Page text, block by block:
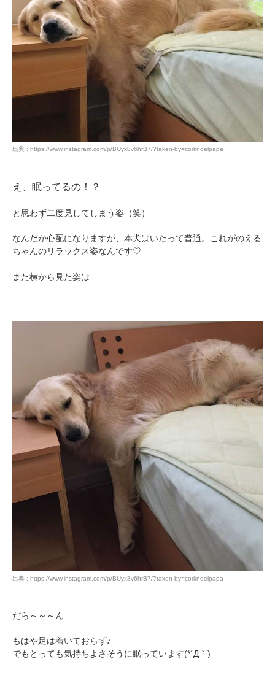
出典 : https://www.instagram.com/p/BUyx8v6hrB7/?taken-by=corknoelpapa
え、眠ってるの！？
と思わず二度見してしまう姿（笑）
なんだか心配になりますが、本犬はいたって普通。これがのえる
ちゃんのリラックス姿なんです♡
また横から見た姿は
出典 : https://www.instagram.com/p/BUyx8v6hrB7/?taken-by=corknoelpapa
だら～～～ん
もはや足は着いておらず♪
でもとっても気持ちよさそうに眠っています(*´Д｀)